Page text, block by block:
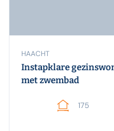
HAACHT
Instapklare
met zwembad
175